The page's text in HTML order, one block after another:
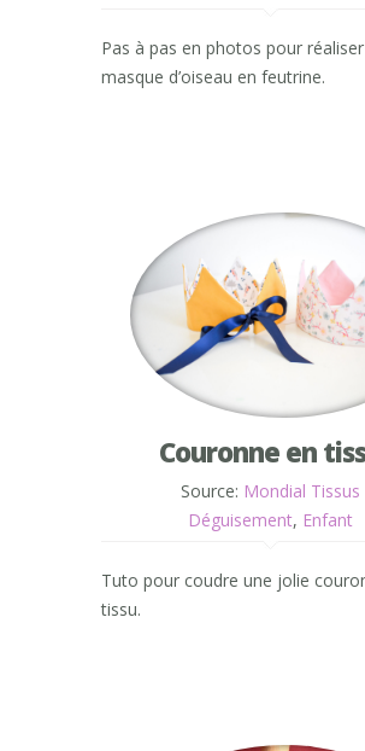
Pas à pas en photos pour
masque d’oiseau en feutrine.
Couronne en
Source: Mondial Tissus
Déguisement, Enfant
Tuto pour coudre une jolie
tissu.